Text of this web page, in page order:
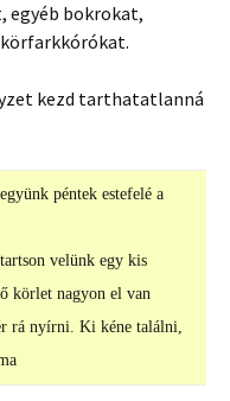
egyéb bokrokat,
kezd tarthatatlanná
péntek estefelé a
velünk egy kis
körlet nagyon el van
rá nyírni. Ki kéne találni,